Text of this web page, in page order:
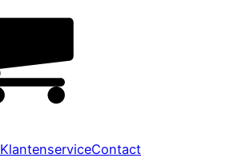
KlantenserviceContact